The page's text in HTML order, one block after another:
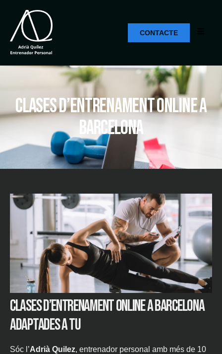
CONTACTE
Clases d’entrenament online a
Barcelona
Clases d’entrenament online a Barcelona
adaptades a tu
Sóc l’Adrià Quilez, entrenador personal amb més de 10